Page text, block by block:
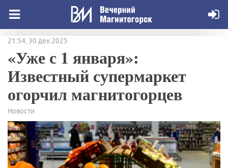
21:54, 30 дек 2025
«Уже с 1 января»:
Известный супермаркет
огорчил магнитогорцев
Новости